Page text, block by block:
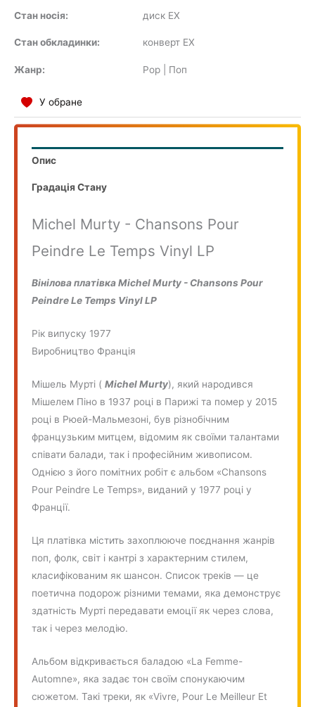
Стан носія: диск EX
Стан обкладинки: конверт EX
Жанр: Pop | Поп
У обране
Опис
Градація Стану
Michel Murty - Chansons Pour
Peindre Le Temps Vinyl LP
Вінілова платівка Michel Murty - Chansons Pour
Peindre Le Temps Vinyl LP
Рік випуску 1977
Виробництво Франція
Мішель Мурті (Michel Murty), який народився
Мішелем Піно в 1937 році в Парижі та помер у 2015
році в Рюей-Мальмезоні, був різнобічним
французьким митцем, відомим як своїми талантами
співати балади, так і професійним живописом.
Однією з його помітних робіт є альбом «Chansons
Pour Peindre Le Temps», виданий у 1977 році у
Франції.
Ця платівка містить захоплююче поєднання жанрів
поп, фолк, світ і кантрі з характерним стилем,
класифікованим як шансон. Список треків — це
поетична подорож різними темами, яка демонструє
здатність Мурті передавати емоції як через слова,
так і через мелодію.
Альбом відкривається баладою «La Femme-
Automne», яка задає тон своїм спонукаючим
сюжетом. Такі треки, як «Vivre, Pour Le Meilleur Et